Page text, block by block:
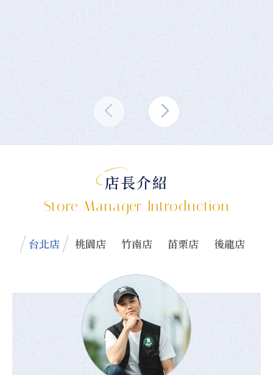
店長介紹
Store Manager Introduction
台北店 桃園店 竹南店 苗栗店 後龍店